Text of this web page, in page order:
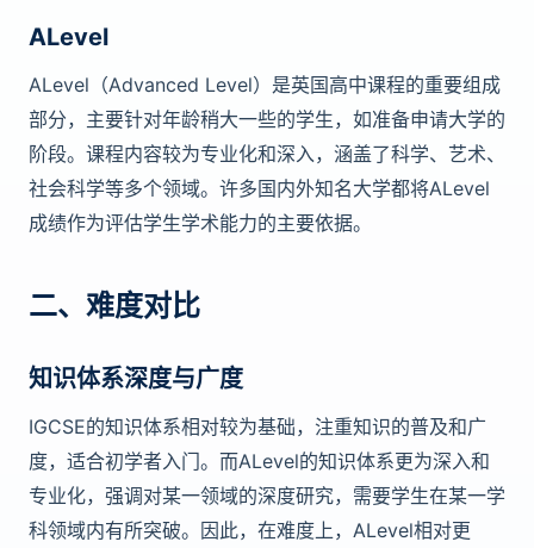
ALevel
ALevel（Advanced Level）是英国高中课程的重要组成
部分，主要针对年龄稍大一些的学生，如准备申请大学的
阶段。课程内容较为专业化和深入，涵盖了科学、艺术、
社会科学等多个领域。许多国内外知名大学都将ALevel
成绩作为评估学生学术能力的主要依据。
二、难度对比
知识体系深度与广度
IGCSE的知识体系相对较为基础，注重知识的普及和广
度，适合初学者入门。而ALevel的知识体系更为深入和
专业化，强调对某一领域的深度研究，需要学生在某一学
科领域内有所突破。因此，在难度上，ALevel相对更